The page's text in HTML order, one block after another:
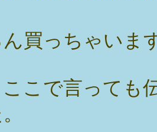
ん買っちゃいま
ここで言っても